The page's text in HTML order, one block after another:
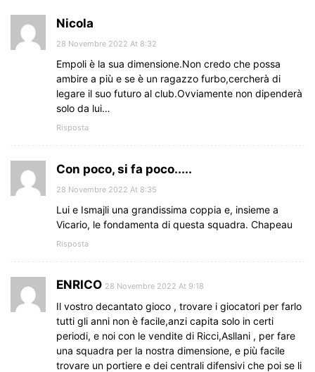
Nicola
28 Novembre 2022 At 8:32
Empoli è la sua dimensione.Non credo che possa
ambire a più e se è un ragazzo furbo,cercherà di
legare il suo futuro al club.Ovviamente non dipenderà
solo da lui…
Risposta
Con poco, si fa poco.....
28 Novembre 2022 At 8:35
Lui e Ismajli una grandissima coppia e, insieme a
Vicario, le fondamenta di questa squadra. Chapeau
Risposta
ENRICO 28 Novembre 2022 At 9:18
Il vostro decantato gioco , trovare i giocatori per farlo
tutti gli anni non è facile,anzi capita solo in certi
periodi, e noi con le vendite di Ricci,Asllani , per fare
una squadra per la nostra dimensione, e più facile
trovare un portiere e dei centrali difensivi che poi se li